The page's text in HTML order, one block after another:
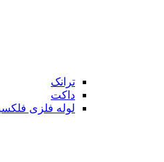
ترانک
داکت
لوله فلزی